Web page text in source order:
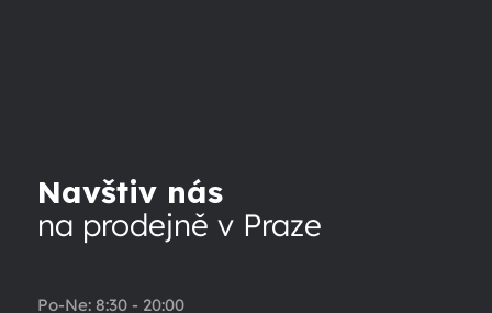
Navštiv nás
na prodejně v Praze
Po-Ne: 8:30 - 20:00